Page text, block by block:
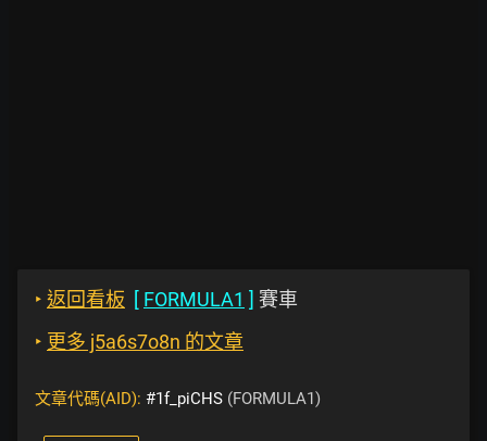
‣ 返回看板 [ FORMULA1 ] 賽車
‣ 更多 j5a6s7o8n 的文章
文章代碼(AID): #1f_piCHS (FORMULA1)